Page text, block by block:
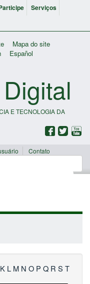
Serviços
Mapa do site
Español
E TECNOLOGIA DA
Contato
K L M N O P Q R S T